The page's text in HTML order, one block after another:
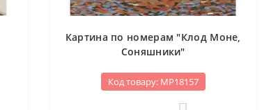
Картина по номерам "Клод Моне,
Соняшники"
Код товару: МР18157